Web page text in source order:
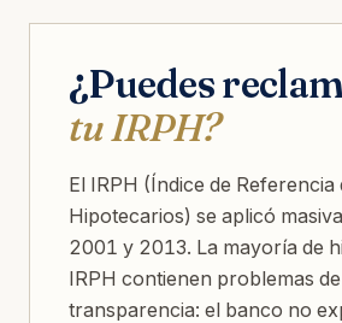
¿Puedes
tu IRPH?
El IRPH (Índice de Referencia
Hipotecarios) se aplicó
2001 y 2013. La mayoría de
IRPH contienen problemas de
transparencia: el banco no